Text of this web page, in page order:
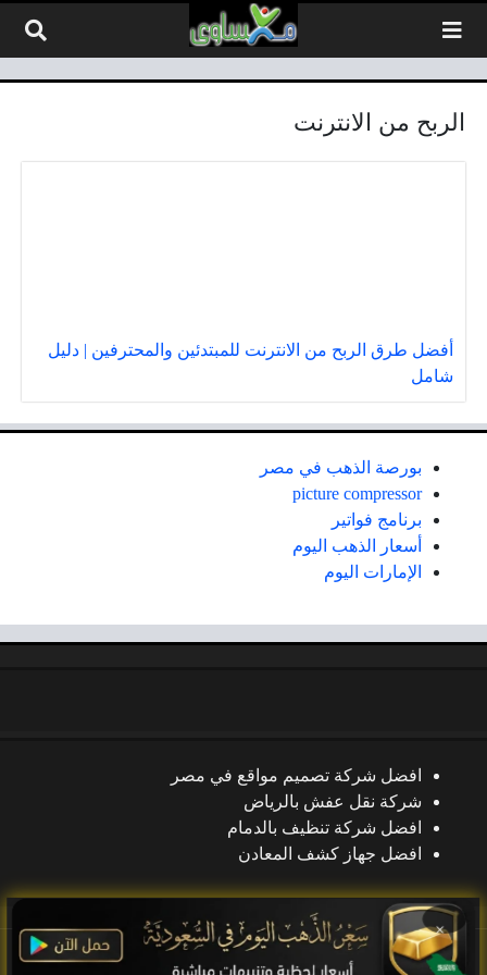
الربح من الانترنت
أفضل طرق الربح من الانترنت للمبتدئين والمحترفين | دليل
شامل
بورصة الذهب في مصر
picture compressor
برنامج فواتير
أسعار الذهب اليوم
الإمارات اليوم
افضل شركة تصميم مواقع في مصر
شركة نقل عفش بالرياض
افضل شركة تنظيف بالدمام
افضل جهاز كشف المعادن
×